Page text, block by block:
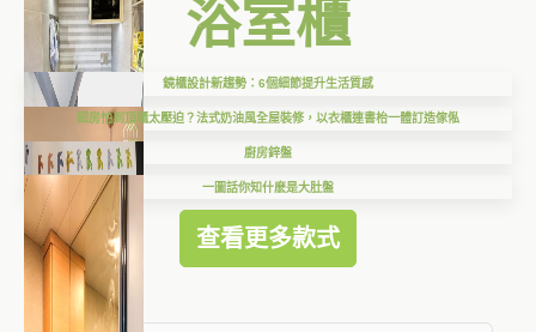
浴室櫃
鏡櫃設計新趨勢：6個細節提升生活質感
細房怕到頂櫃太壓迫？法式奶油風全屋裝修，以衣櫃連書枱一體訂造傢俬
廚房鋅盤
一圖話你知什麽是大肚盤
查看更多款式